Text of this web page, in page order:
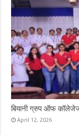
बियानी ग्रुप ऑफ
April 12, 2026